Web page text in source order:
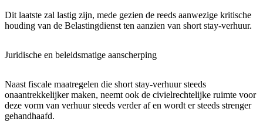
Dit laatste zal lastig zijn, mede gezien de reeds aanwezige kritische
houding van de Belastingdienst ten aanzien van short stay-verhuur.
Juridische en beleidsmatige aanscherping
Naast fiscale maatregelen die short stay-verhuur steeds
onaantrekkelijker maken, neemt ook de civielrechtelijke ruimte voor
deze vorm van verhuur steeds verder af en wordt er steeds strenger
gehandhaafd.